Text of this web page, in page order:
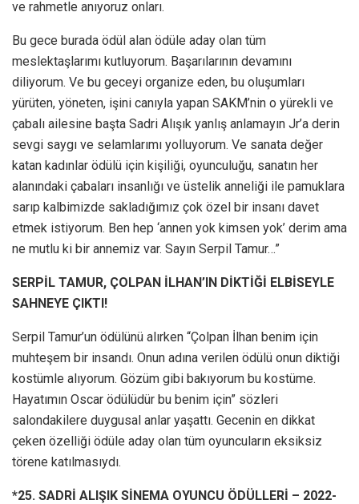
ve rahmetle anıyoruz onları.
Bu gece burada ödül alan ödüle aday olan tüm
meslektaşlarımı kutluyorum. Başarılarının devamını
diliyorum. Ve bu geceyi organize eden, bu oluşumları
yürüten, yöneten, işini canıyla yapan SAKM’nin o yürekli ve
çabalı ailesine başta Sadri Alışık yanlış anlamayın Jr’a derin
sevgi saygı ve selamlarımı yolluyorum. Ve sanata değer
katan kadınlar ödülü için kişiliği, oyunculuğu, sanatın her
alanındaki çabaları insanlığı ve üstelik anneliği ile pamuklara
sarıp kalbimizde sakladığımız çok özel bir insanı davet
etmek istiyorum. Ben hep ‘annen yok kimsen yok’ derim ama
ne mutlu ki bir annemiz var. Sayın Serpil Tamur…”
SERPİL TAMUR, ÇOLPAN İLHAN’IN DİKTİĞİ ELBİSEYLE
SAHNEYE ÇIKTI!
Serpil Tamur’un ödülünü alırken “Çolpan İlhan benim için
muhteşem bir insandı. Onun adına verilen ödülü onun diktiği
kostümle alıyorum. Gözüm gibi bakıyorum bu kostüme.
Hayatımın Oscar ödülüdür bu benim için” sözleri
salondakilere duygusal anlar yaşattı. Gecenin en dikkat
çeken özelliği ödüle aday olan tüm oyuncuların eksiksiz
törene katılmasıydı.
*25. SADRİ ALIŞIK SİNEMA OYUNCU ÖDÜLLERİ – 2022-